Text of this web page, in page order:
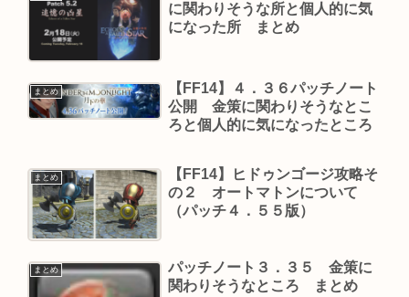
に関わりそうな所と個人的に気
になった所 まとめ
まとめ
【FF14】４．３６パッチノート
公開 金策に関わりそうなとこ
ろと個人的に気になったところ
まとめ
【FF14】ヒドゥンゴージ攻略そ
の２ オートマトンについて
（パッチ４．５５版）
まとめ
パッチノート３．３５ 金策に
関わりそうなところ まとめ